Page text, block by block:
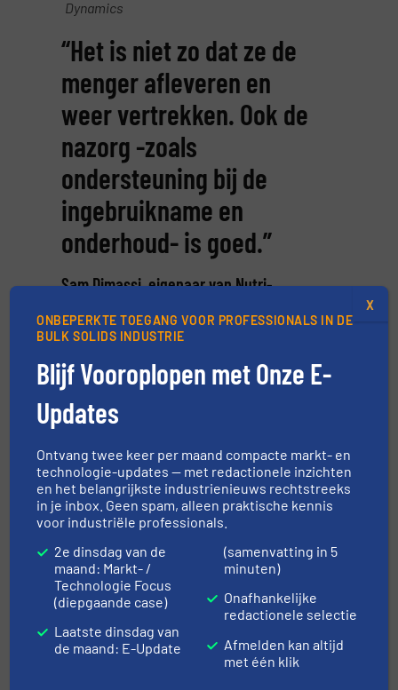
Dynamics
“Het is niet zo dat ze de
menger afleveren en
weer vertrekken. Ook de
nazorg -zoals
ondersteuning bij de
ingebruikname en
onderhoud- is goed.”
Sam Dimassi, eigenaar van Nutri-
DINNISSEN
KLIK HIER VOOR GERELATEERDE ARTIKELEN
KLIK HIER OM GERELATEERDE
LEVERANCIERS TE VINDEN
Meer inMixers en mengers/Praktijkcases
Deel dit bericht
ONBEPERKTE TOEGANG VOOR PROFESSIONALS IN DE
BULK SOLIDS INDUSTRIE
Blijf Vooroplopen met Onze E-
Updates
Ontvang twee keer per maand compacte markt- en
technologie-updates — met redactionele inzichten
en het belangrijkste industrienieuws rechtstreeks
in je inbox. Geen spam, alleen praktische kennis
voor industriële professionals.
2e dinsdag van de
maand: Markt- /
Technologie Focus
(diepgaande case)
Laatste dinsdag van
de maand: E-Update
(samenvatting in 5
minuten)
Onafhankelijke
redactionele selectie
Afmelden kan altijd
met één klik
X